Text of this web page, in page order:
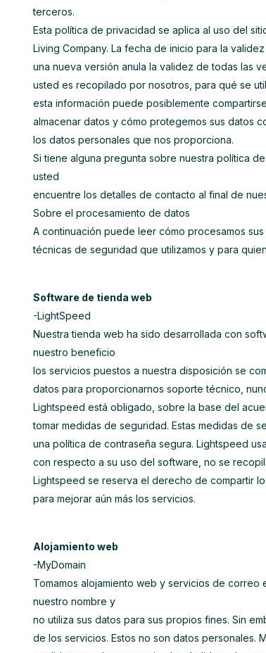
terceros.
Esta política de privacidad se aplica al uso del
Living Company. La fecha de inicio para la
una nueva versión anula la validez de todas las
usted es recopilado por nosotros, para qué se
esta información puede posiblemente
almacenar datos y cómo protegemos sus datos
los datos personales que nos proporciona.
Si tiene alguna pregunta sobre nuestra política
usted
encuentre los detalles de contacto al final de
Sobre el procesamiento de datos
A continuación puede leer cómo procesamos
técnicas de seguridad que utilizamos y para
Software de tienda web
-LightSpeed
Nuestra tienda web ha sido desarrollada con
nuestro beneficio
los servicios puestos a nuestra disposición se
datos para proporcionarnos soporte técnico,
Lightspeed está obligado, sobre la base del
tomar medidas de seguridad. Estas medidas de
una política de contraseña segura. Lightspeed
con respecto a su uso del software, no se
Lightspeed se reserva el derecho de compartir
para mejorar aún más los servicios.
Alojamiento web
-MyDomain
Tomamos alojamiento web y servicios de
nuestro nombre y
no utiliza sus datos para sus propios fines. Sin
de los servicios. Estos no son datos personales.